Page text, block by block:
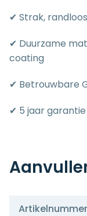
✔ Strak,
✔ Duurzame
coating
✔ Betrouwbare
✔ 5 jaar
Artikelnummer